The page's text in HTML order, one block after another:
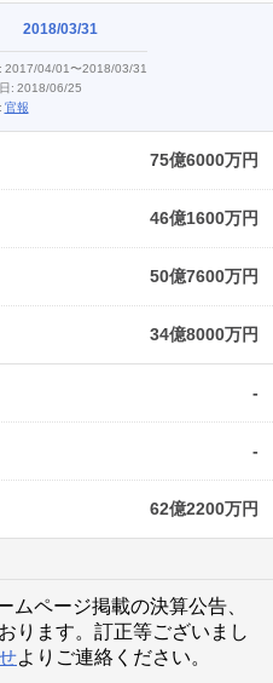
2018/03/31
2017/04/01〜2018/03/31
: 2018/06/25
官報
75億6000万円
46億1600万円
50億7600万円
34億8000万円
-
-
62億2200万円
ムページ掲載の決算公告、
ります。訂正等ございまし
よりご連絡ください。